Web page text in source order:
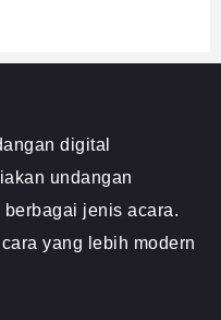
digital
undangan
jenis acara.
yang lebih modern